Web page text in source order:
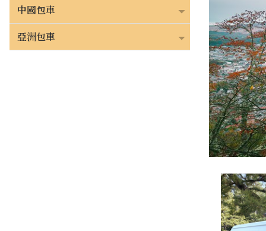
中國包車
亞洲包車